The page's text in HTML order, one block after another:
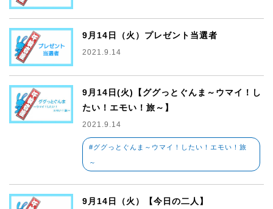
9月14日（火）プレゼント当選者
2021.9.14
9月14日(火)【ググっとぐんま～ウマイ！し
たい！エモい！旅～】
2021.9.14
#ググっとぐんま～ウマイ！したい！エモい！旅
～
9月14日（火）【今日の二人】